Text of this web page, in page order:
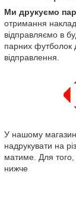
Ми друкуємо
отримання
відправляємо в
парних футболок
відправлення.
У нашому
надрукувати на
матиме. Для того,
нижче